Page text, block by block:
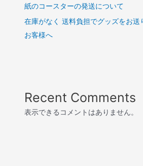
紙のコースターの発送について
在庫がなく 送料負担でグッズをお送
お客様へ
Recent Comments
表示できるコメントはありません。